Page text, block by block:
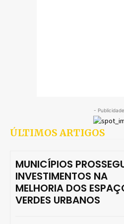
-
ÚLTIMOS ARTIGOS
MUNICÍPIOS
INVESTIMENTOS NA
MELHORIA DOS
VERDES URBANOS